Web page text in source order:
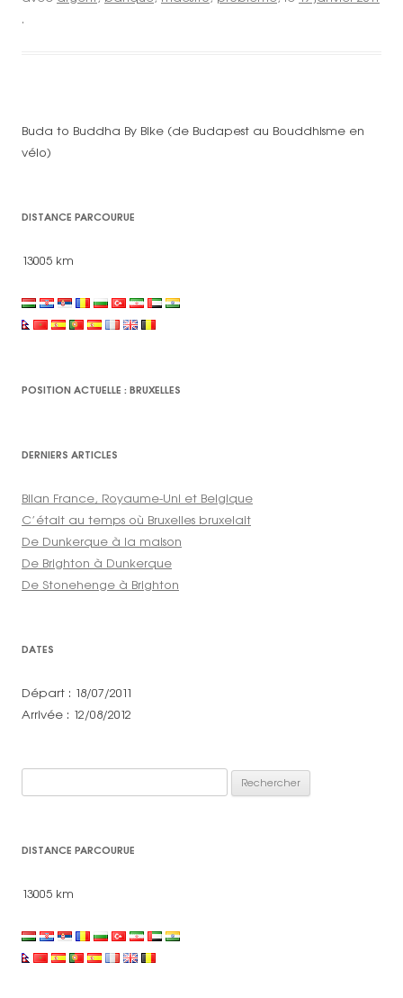
.
Buda to Buddha By Bike (de Budapest au Bouddhisme en
vélo)
DISTANCE PARCOURUE
13005 km
POSITION ACTUELLE : BRUXELLES
DERNIERS ARTICLES
Bilan France, Royaume-Uni et Belgique
C’était au temps où Bruxelles bruxelait
De Dunkerque à la maison
De Brighton à Dunkerque
De Stonehenge à Brighton
DATES
Départ : 18/07/2011
Arrivée : 12/08/2012
DISTANCE PARCOURUE
13005 km